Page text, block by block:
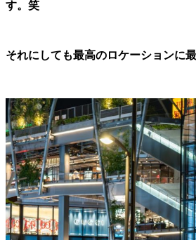
す。笑
それにしても最高のロケーションに